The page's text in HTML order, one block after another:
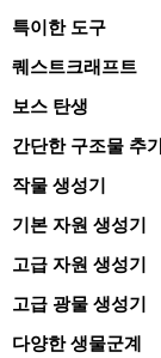
특이한 도구
퀘스트크래프트
보스 탄생
간단한 구조물 추
작물 생성기
기본 자원 생성기
고급 자원 생성기
고급 광물 생성기
다양한 생물군계